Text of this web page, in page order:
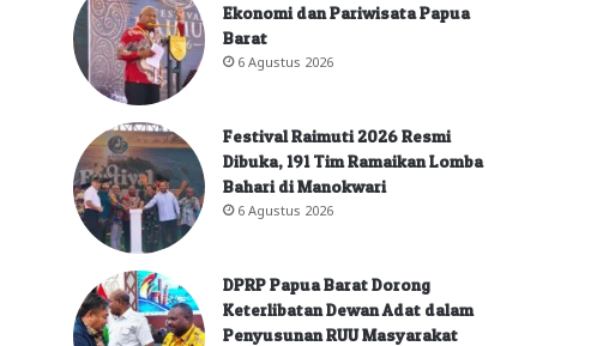
Ekonomi dan Pariwisata Papua
Barat
6 Agustus 2026
Festival Raimuti 2026 Resmi
Dibuka, 191 Tim Ramaikan Lomba
Bahari di Manokwari
6 Agustus 2026
DPRP Papua Barat Dorong
Keterlibatan Dewan Adat dalam
Penyusunan RUU Masyarakat